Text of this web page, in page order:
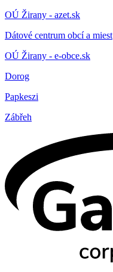
OÚ Žirany - azet.sk
Dátové centrum obcí a miest
OÚ Žirany - e-obce.sk
Dorog
Papkeszi
Zábřeh